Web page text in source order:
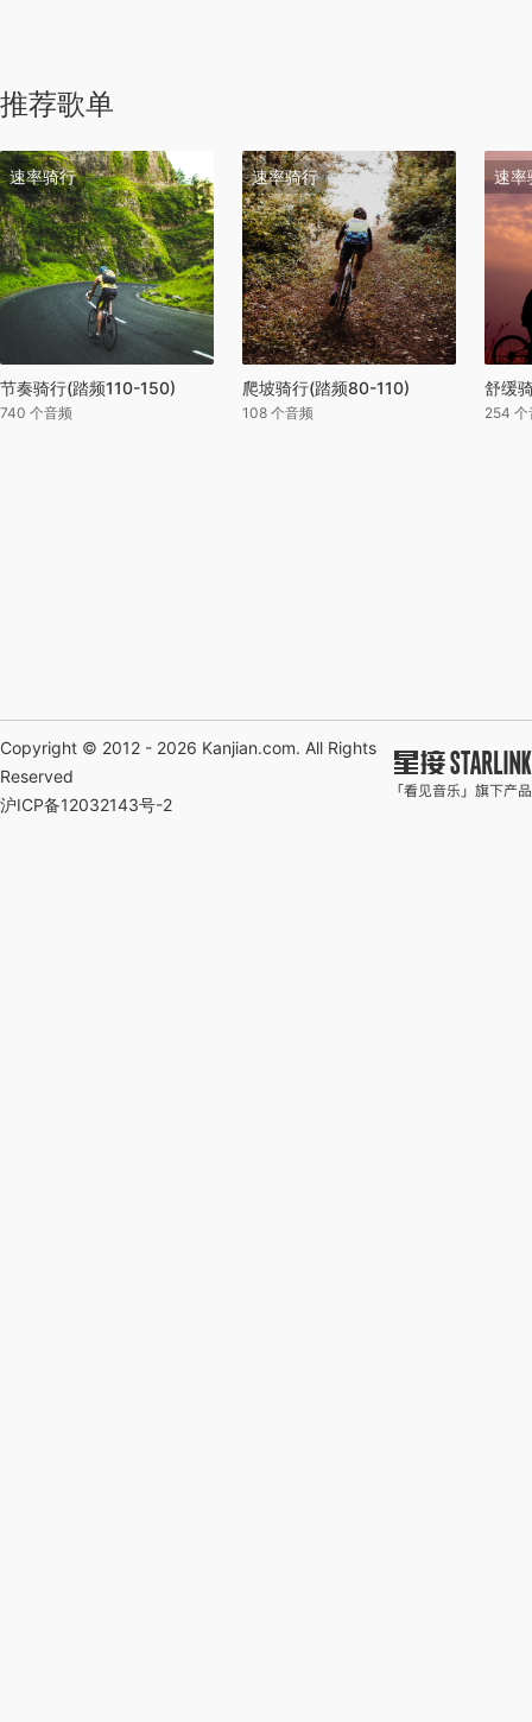
推荐歌单
速率骑行
节奏骑行(踏频110-150)
740 个音频
速率骑行
爬坡骑行(踏频80-110)
108 个音频
速率
舒缓
254 个
Copyright © 2012 - 2026 Kanjian.com. All Rights
Reserved
沪ICP备12032143号-2